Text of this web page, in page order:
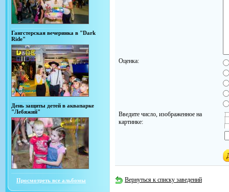
Гангстерская вечеринка в "Dark
Ride"
День защиты детей в аквапарке
"Лебяжий"
Просмотреть все альбомы
Оценка:
Введите число, изображенное на
картинке:
Вернуться к списку заведений